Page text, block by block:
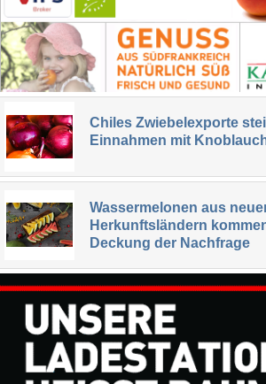
Chiles Zwiebelexporte
Einnahmen mit
Wassermelonen aus
Herkunftsländern
Deckung der Nachfrage